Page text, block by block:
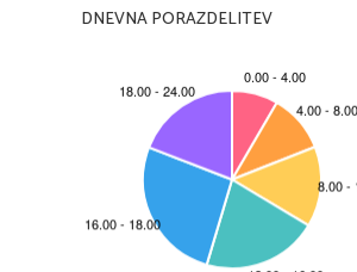
Nekajkrat sem
zdravili. Samomor
DNEVNA PORAZDELITEV